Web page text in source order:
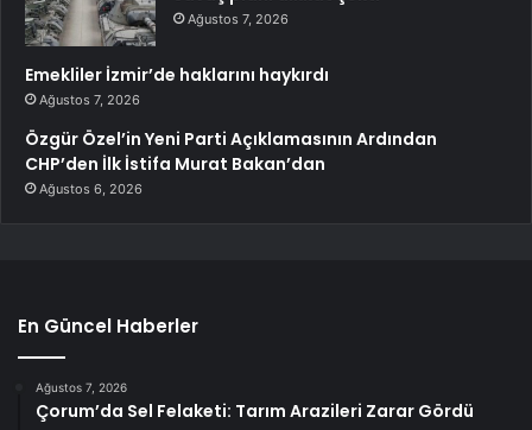
Ağustos 7, 2026
Emekliler İzmir’de haklarını haykırdı
Ağustos 7, 2026
Özgür Özel’in Yeni Parti Açıklamasının Ardından
CHP’den İlk İstifa Murat Bakan’dan
Ağustos 6, 2026
En Güncel Haberler
Ağustos 7, 2026
Çorum’da Sel Felaketi: Tarım Arazileri Zarar Gördü